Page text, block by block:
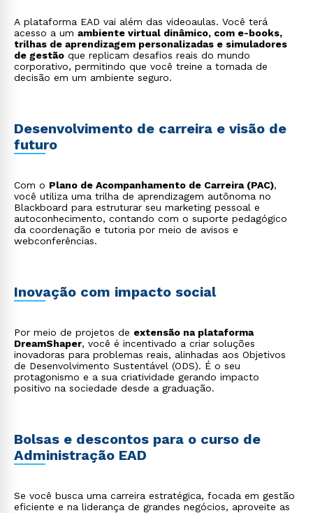
A plataforma EAD vai além das videoaulas. Você terá
acesso a um ambiente virtual dinâmico, com e-books,
trilhas de aprendizagem personalizadas e simuladores
de gestão que replicam desafios reais do mundo
corporativo, permitindo que você treine a tomada de
decisão em um ambiente seguro.
Desenvolvimento de carreira e visão de
futuro
Com o Plano de Acompanhamento de Carreira (PAC),
você utiliza uma trilha de aprendizagem autônoma no
Blackboard para estruturar seu marketing pessoal e
autoconhecimento, contando com o suporte pedagógico
da coordenação e tutoria por meio de avisos e
webconferências.
Inovação com impacto social
Por meio de projetos de extensão na plataforma
DreamShaper, você é incentivado a criar soluções
inovadoras para problemas reais, alinhadas aos Objetivos
de Desenvolvimento Sustentável (ODS). É o seu
protagonismo e a sua criatividade gerando impacto
positivo na sociedade desde a graduação.
Bolsas e descontos para o curso de
Administração EAD
Se você busca uma carreira estratégica, focada em gestão
eficiente e na liderança de grandes negócios, aproveite as
Rápido e fácil
WhatsApp